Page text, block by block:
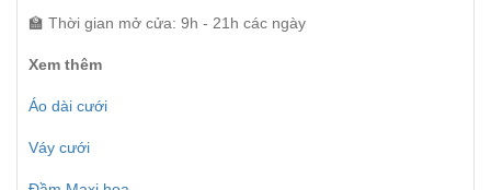
🏫 Thời gian mở cửa: 9h - 21h các ngày
Xem thêm
Áo dài cưới
Váy cưới